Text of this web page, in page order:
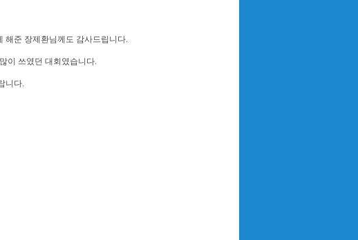
해준 장제환님께도 감사드립니다.
이 쓰였던 대회였습니다.
니다.